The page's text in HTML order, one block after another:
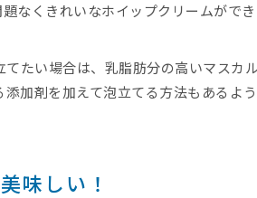
なくきれいなホイップクリームができ
たい場合は、乳脂肪分の高いマスカ
加剤を加えて泡立てる方法もあるよう
味しい！